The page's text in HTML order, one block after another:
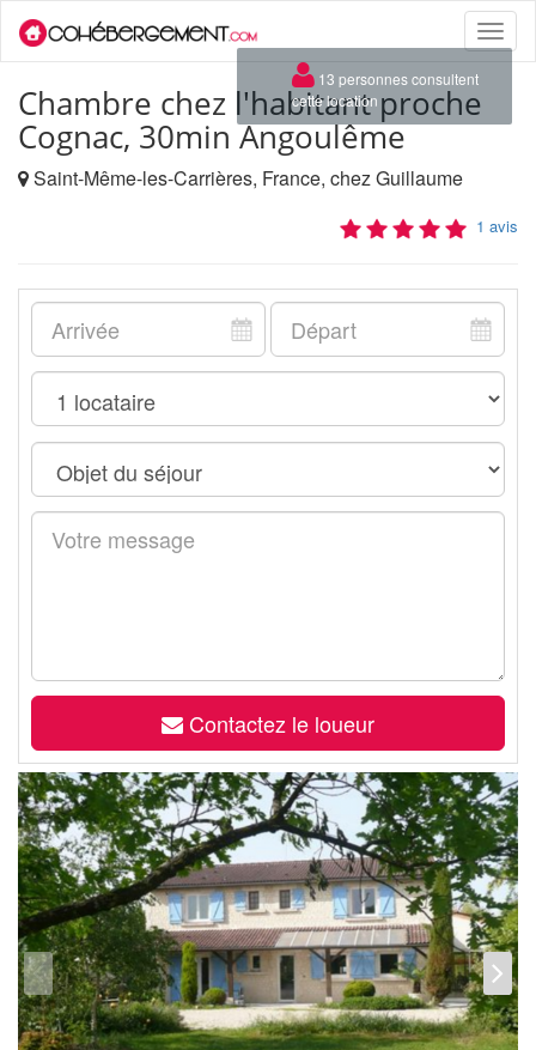
Toggle
Chambre chez l'habitant proche
Cognac, 30min Angoulême
Saint-Même-les-Carrières, France, chez Guillaume
1 avis
Contactez le loueur
×
13 personnes consultent
cette location